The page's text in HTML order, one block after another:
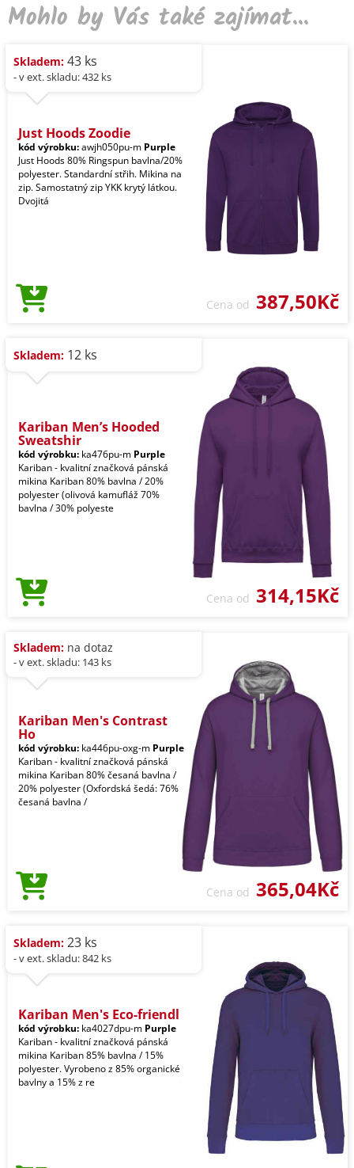
Mohlo by Vás také zajímat...
Skladem: 43 ks
- v ext. skladu: 432 ks
Just Hoods Zoodie
kód výrobku:awjh050pu-m Purple
Just Hoods 80% Ringspun bavlna/20%
polyester. Standardní střih. Mikina na
zip. Samostatný zip YKK krytý látkou.
Dvojitá
Cena od 387,50Kč
Skladem: 12 ks
Kariban Men’s Hooded
Sweatshir
kód výrobku: ka476pu-m Purple
Kariban - kvalitní značková pánská
mikina Kariban 80% bavlna / 20%
polyester (olivová kamufláž 70%
bavlna / 30% polyeste
Cena od 314,15Kč
Skladem: na dotaz
- v ext. skladu: 143 ks
Kariban Men's Contrast
Ho
kód výrobku: ka446pu-oxg-m Purple
Kariban - kvalitní značková pánská
mikina Kariban 80% česaná bavlna /
20% polyester (Oxfordská šedá: 76%
česaná bavlna /
Cena od 365,04Kč
Skladem: 23 ks
- v ext. skladu: 842 ks
Kariban Men's Eco-friendl
kód výrobku: ka4027dpu-m Purple
Kariban - kvalitní značková pánská
mikina Kariban 85% bavlna / 15%
polyester. Vyrobeno z 85% organické
bavlny a 15% z re